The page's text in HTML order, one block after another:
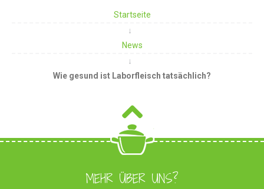
Startseite
News
Wie gesund ist Laborfleisch tatsächlich?
MEHR ÜBER UNS?